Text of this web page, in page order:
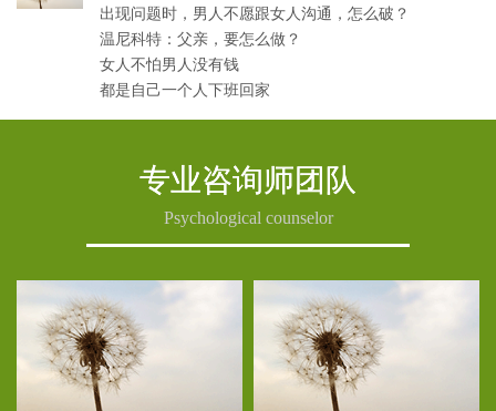
出现问题时，男人不愿跟女人沟通，怎么破？
温尼科特：父亲，要怎么做？
女人不怕男人没有钱
都是自己一个人下班回家
专业咨询师团队
Psychological counselor
Previous